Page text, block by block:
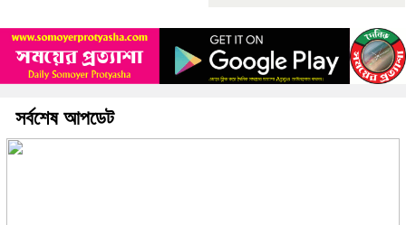
সর্বশেষ আপডেট